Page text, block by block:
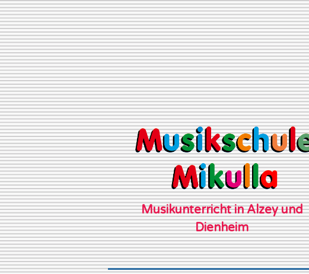
Musikunterricht in Alzey und
Dienheim